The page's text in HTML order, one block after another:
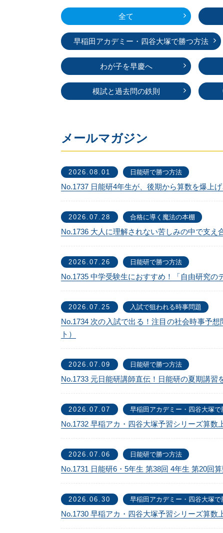
全て
早稲田アカデミー・ 四谷大塚で勝つ方法
わが子を早慶へ
模試と過去問の鉄則
メールマガジン
2026.08.01 日能研で勝つ方法
No.1737 日能研4年生が、後期から算数を爆上
2026.07.28 合格に導く魔法の本棚
No.1736 大人に理解されない苦しみの中で支え
2026.07.26 日能研で勝つ方法
No.1735 中学受験生におすすめ！「自由研究の
2026.07.25 入試で狙われる時事問題
No.1734 次の入試で出る！注目の社会時事予
ト）
2026.07.09 日能研で勝つ方法
No.1733 元日能研講師直伝！日能研の夏期講習
2026.07.07 早稲田アカデミー・四谷大塚で
No.1732 早稲アカ・四谷大塚予習シリーズ算数
2026.07.06 日能研で勝つ方法
No.1731 日能研6・5年生 第38回 4年生 第20回
2026.06.30 早稲田アカデミー・四谷大塚で
No.1730 早稲アカ・四谷大塚予習シリーズ算数